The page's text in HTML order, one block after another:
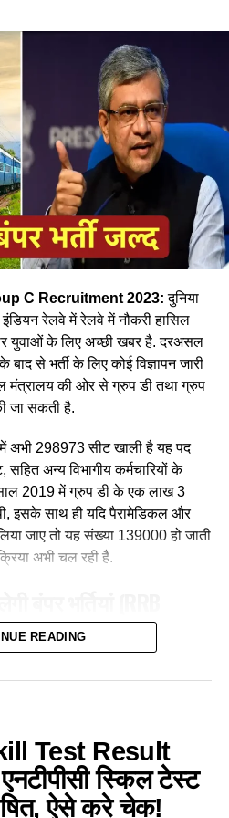
C Recruitment 2023:दुनिया
रेलवे में रेलवे में नौकरी हासिल
युवाओं के लिए अच्छी खबर है. दरअसल
बाद से भर्ती के लिए कोई विज्ञापन जारी
मंत्रालय की ओर से ग्रुप डी तथा ग्रुप
जा सकती है.
में अभी 298973 सीट खाली है यह पद
अन्य विभागीय कर्मचारियों के
साल 2019 में ग्रुप डी के एक लाख 3
इसके साथ ही यदि पैरामेडिकल और
जाए तो यह संख्या 139000 हो जाती
अभी चल रही है.
साल 2023 के मध्य तक लगभग
सकती हैं. जिसमें ग्रुप डी तथा ग्रुप सी
इसके साथ ही रेलवे “ग्रुप ए और बी” के
कर रहा है. इन पदों पर भर्ती
जाएगी। आपको बता दें कि ग्रुप ए और
READING
Test Result
स्किल टेस्ट
ऐसे करे चेक!